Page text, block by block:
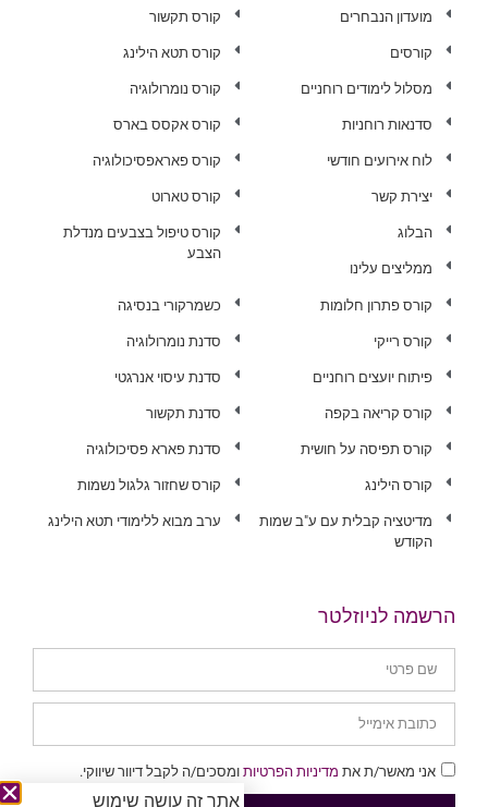
מועדון הנבחרים
קורסים
מסלול לימודים רוחניים
סדנאות רוחניות
לוח אירועים חודשי
יצירת קשר
הבלוג
ממליצים עלינו
קורס תקשור
קורס תטא הילינג
קורס נומרולוגיה
קורס אקסס בארס
קורס פאראפסיכולוגיה
קורס טארוט
קורס טיפול בצבעים מנדלת
הצבע
קורס פתרון חלומות
קורס רייקי
פיתוח יועצים רוחניים
קורס קריאה בקפה
קורס תפיסה על חושית
קורס הילינג
מדיטציה קבלית עם ע"ב שמות
הקודש
כשמרקורי בנסיגה
סדנת נומרולוגיה
סדנת עיסוי אנרגטי
סדנת תקשור
סדנת פארא פסיכולוגיה
קורס שחזור גלגול נשמות
ערב מבוא ללימודי תטא הילינג
הרשמה לניוזלטר
אני מאשר/ת את מדיניות הפרטיות ומסכים/ה לקבל דיוור שיווקי.
אתר זה עושה שימוש